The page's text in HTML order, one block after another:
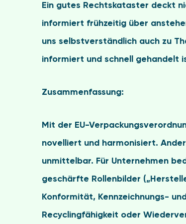
Ein gutes Rechtskataster deckt
informiert frühzeitig über
uns selbstverständlich auch zu
informiert und schnell gehandelt
Zusammenfassung:
Mit der EU-
novelliert und harmonisiert.
unmittelbar. Für Unternehmen
geschärfte Rollenbilder
Konformität, Kennzeichnungs-
Recyclingfähigkeit oder